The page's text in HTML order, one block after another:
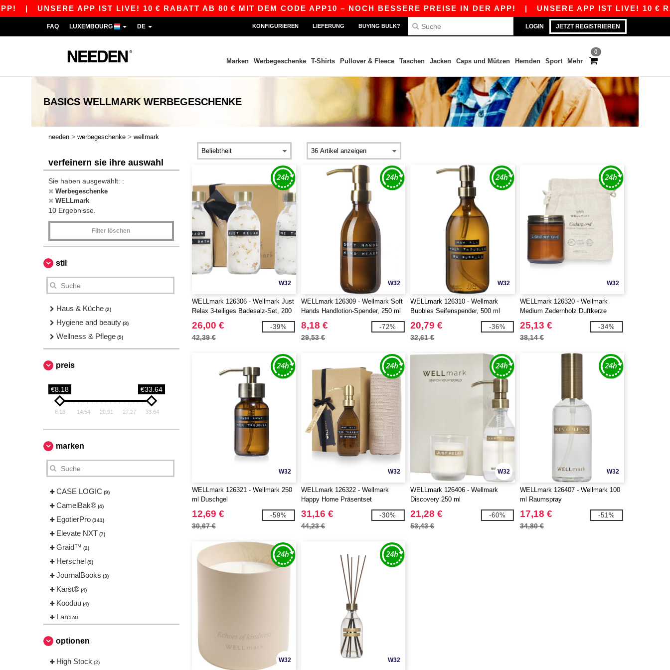
UNSERE APP IST LIVE! 10 € RABATT AB 80 € MIT DEM CODE APP10 – NOCH BESSERE PREISE IN DER APP!| UNSERE APP IST LIVE! 10 €
LOGIN JETZT REGISTRIEREN
FAQ LUXEMBOURG DE KONFIGURIEREN LIEFERUNG BUYING BULK?
0
Marken Werbegeschenke T-Shirts Pullover & Fleece Taschen Jacken Caps und Mützen Hemden Sport Mehr
BASICS WELLMARK WERBEGESCHENKE
needen > werbegeschenke > wellmark
verfeinern sie ihre auswahl
Sie haben ausgewählt: :
Werbegeschenke
WELLmark
10 Ergebnisse.
Filter löschen
stil
Haus & Küche (2)
Hygiene and beauty (3)
Wellness & Pflege (5)
preis
€8.18 €33.64
8.18 14.54 20.91 27.27 33.64
marken
CASE LOGIC (9)
CamelBak® (4)
EgotierPro (341)
Elevate NXT (7)
Graid™ (2)
Herschel (9)
JournalBooks (3)
Karst® (4)
Kooduu (4)
Larq (4)
Marksman
Mepal (13)
optionen
High Stock (2)
W32
WELLmark 126306 - Wellmark Just
Relax 3-teiliges Badesalz-Set, 200
ml
26,00 €
42,39 €
-39%
W32
WELLmark 126309 - Wellmark Soft
Hands Handlotion-Spender, 250 ml
8,18 €
29,53 €
-72%
W32
WELLmark 126310 - Wellmark
Bubbles Seifenspender, 500 ml
20,79 €
32,61 €
-36%
W32
WELLmark 126320 - Wellmark
Medium Zedernholz Duftkerze
25,13 €
38,14 €
-34%
W32
WELLmark 126321 - Wellmark 250
ml Duschgel
12,69 €
30,67 €
-59%
W32
WELLmark 126322 - Wellmark
Happy Home Präsentset
31,16 €
44,23 €
-30%
W32
WELLmark 126406 - Wellmark
Discovery 250 ml
Handseifenspender und 150 g
Duftkerze im Set
21,28 €
53,43 €
-60%
W32
WELLmark 126407 - Wellmark 100
ml Raumspray
17,18 €
34,80 €
-51%
W32 W32